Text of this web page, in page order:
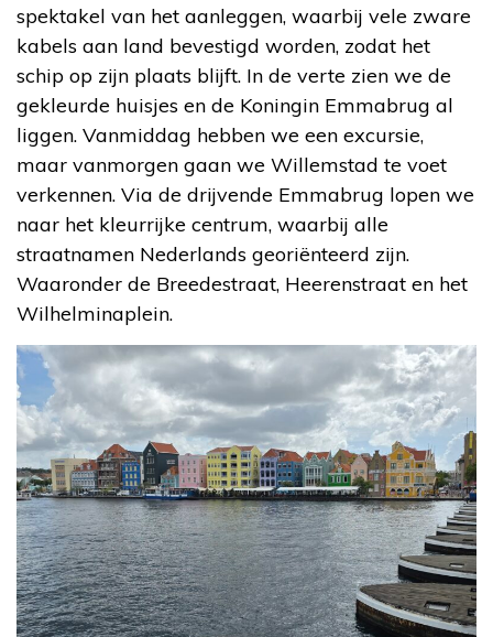
spektakel van het aanleggen, waarbij vele zware
kabels aan land bevestigd worden, zodat het
schip op zijn plaats blijft. In de verte zien we de
gekleurde huisjes en de Koningin Emmabrug al
liggen. Vanmiddag hebben we een excursie,
maar vanmorgen gaan we Willemstad te voet
verkennen. Via de drijvende Emmabrug lopen we
naar het kleurrijke centrum, waarbij alle
straatnamen Nederlands georiënteerd zijn.
Waaronder de Breedestraat, Heerenstraat en het
Wilhelminaplein.